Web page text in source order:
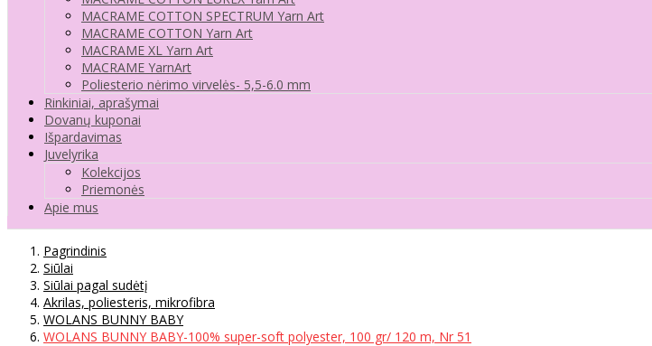
MACRAME COTTON SPECTRUM Yarn Art
MACRAME COTTON Yarn Art
MACRAME XL Yarn Art
MACRAME YarnArt
Poliesterio nėrimo virvelės- 5,5-6.0 mm
Rinkiniai, aprašymai
Dovanų kuponai
Išpardavimas
Juvelyrika
Kolekcijos
Priemonės
Apie mus
Pagrindinis
Siūlai
Siūlai pagal sudėtį
Akrilas, poliesteris, mikrofibra
WOLANS BUNNY BABY
WOLANS BUNNY BABY-100% super-soft polyester, 100 gr/ 120 m, Nr 51